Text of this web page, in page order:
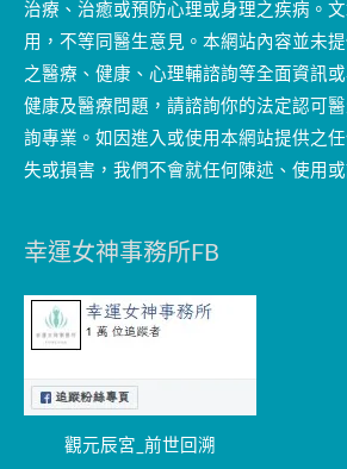
治療、治癒或預防心理或身理之疾病。
用，不等同醫生意見。本網站內容並未
之醫療、健康、心理輔諮詢等全面資訊
健康及醫療問題，請諮詢你的法定認可
詢專業。如因進入或使用本網站提供之
失或損害，我們不會就任何陳述、使用
幸運女神事務所FB
觀元辰宮_前世回溯